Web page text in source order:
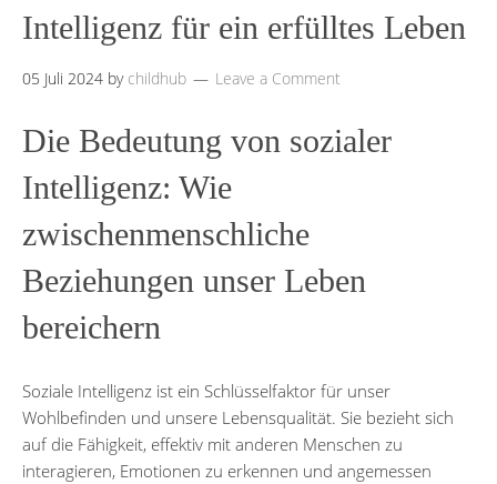
Intelligenz für ein erfülltes Leben
05 Juli 2024 by childhub Leave a Comment
Die Bedeutung von sozialer
Intelligenz: Wie
zwischenmenschliche
Beziehungen unser Leben
bereichern
Soziale Intelligenz ist ein Schlüsselfaktor für unser
Wohlbefinden und unsere Lebensqualität. Sie bezieht sich
auf die Fähigkeit, effektiv mit anderen Menschen zu
interagieren, Emotionen zu erkennen und angemessen